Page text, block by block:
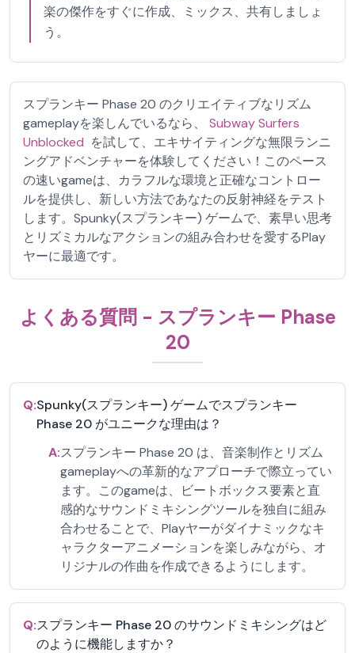
楽の傑作をすぐに作成、ミックス、共有しましょ
う。
スプランキー Phase 20 のクリエイティブなリズム
gameplayを楽しんでいるなら、
Subway Surfers
Unblocked を試して、エキサイティングな無限ランニ
ングアドベンチャーを体験してください！このペース
の速いgameは、カラフルな環境と正確なコントロー
ルを提供し、新しい方法であなたの反射神経をテスト
します。Spunky(スプランキー) ゲームで、素早い思考
とリズミカルなアクションの組み合わせを愛するPlay
ヤーに最適です。
よくある質問 - スプランキー Phase
20
Q:Spunky(スプランキー) ゲームでスプランキー
Phase 20 がユニークな理由は？
A:スプランキー Phase 20 は、音楽制作とリズム
gameplayへの革新的なアプローチで際立ってい
ます。このgameは、ビートボックス要素と直
感的なサウンドミキシングツールを独自に組み
合わせることで、Playヤーがダイナミックなキ
ャラクターアニメーションを楽しみながら、オ
リジナルの作曲を作成できるようにします。
Q:スプランキー Phase 20 のサウンドミキシングはど
のように機能しますか？